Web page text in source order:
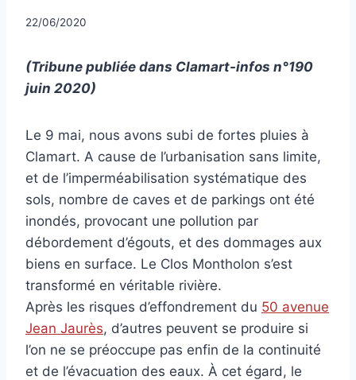
Par
22/06/2020
(Tribune publiée dans Clamart-infos n°190
juin 2020)
Le 9 mai, nous avons subi de fortes pluies à
Clamart. A cause de l’urbanisation sans limite,
et de l’imperméabilisation systématique des
sols, nombre de caves et de parkings ont été
inondés, provocant une pollution par
débordement d’égouts, et des dommages aux
biens en surface. Le Clos Montholon s’est
transformé en véritable rivière.
Après les risques d’effondrement du 50 avenue
Jean Jaurès, d’autres peuvent se produire si
l’on ne se préoccupe pas enfin de la continuité
et de l’évacuation des eaux. À cet égard, le